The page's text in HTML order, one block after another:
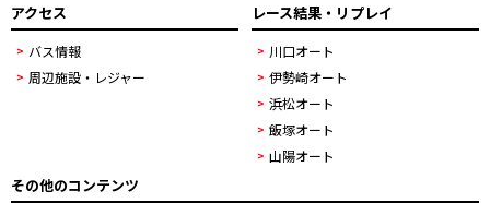
アクセス
バス情報
周辺施設・レジャー
レース結果・リプレイ
川口オート
伊勢崎オート
浜松オート
飯塚オート
山陽オート
その他のコンテンツ